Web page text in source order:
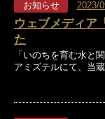
お知らせ 2023/
ウェブメディア
た
「いのちを育む水と
アミズテルにて、当